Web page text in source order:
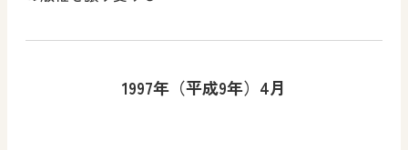
1997年（平成9年）4月